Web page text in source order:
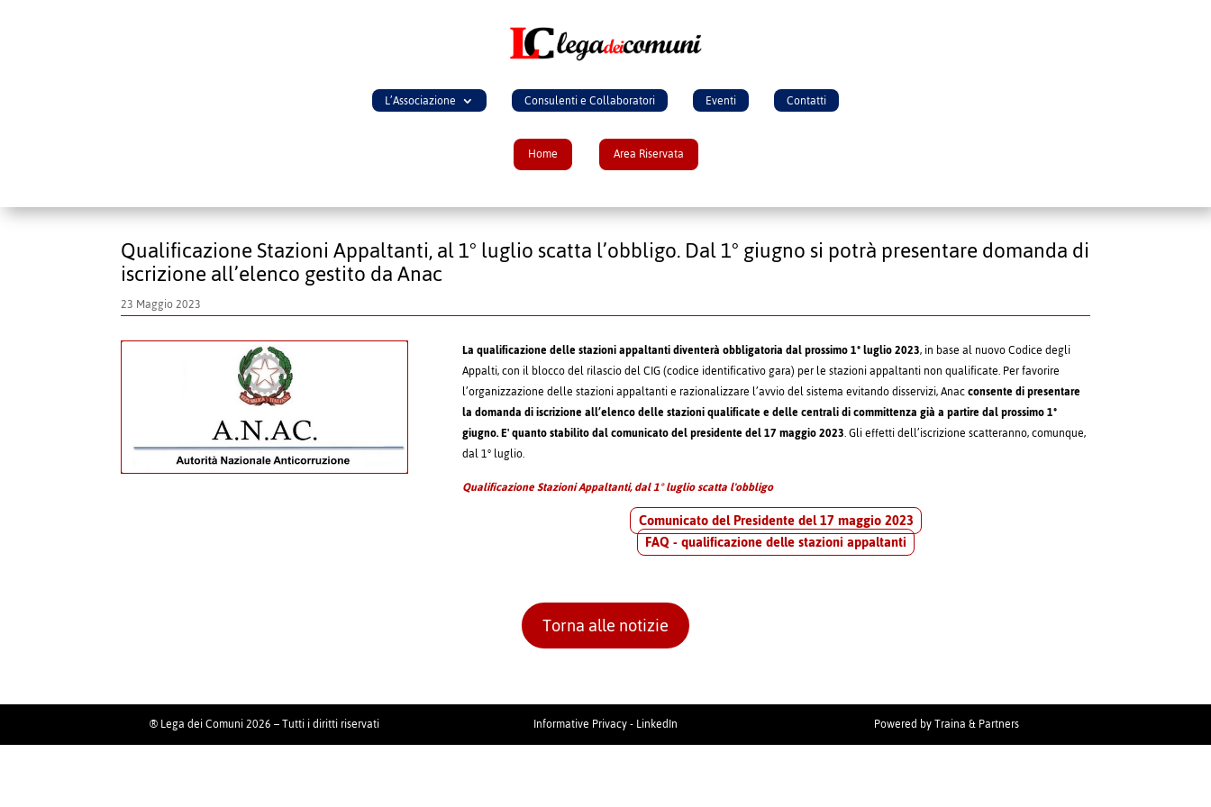
L’Associazione Consulenti e Collaboratori Eventi Contatti
Home Area Riservata
Qualificazione Stazioni Appaltanti, al 1° luglio scatta l’obbligo. Dal 1° giugno si potrà presentare domanda di
iscrizione all’elenco gestito da Anac
23 Maggio 2023
La qualificazione delle stazioni appaltanti diventerà obbligatoria dal prossimo 1° luglio 2023, in base al nuovo Codice degli
Appalti, con il blocco del rilascio del CIG (codice identificativo gara) per le stazioni appaltanti non qualificate. Per favorire
l’organizzazione delle stazioni appaltanti e razionalizzare l’avvio del sistema evitando disservizi, Anacconsente di presentare
la domanda di iscrizione all’elenco delle stazioni qualificate e delle centrali di committenza già a partire dal prossimo 1°
giugno. E' quanto stabilito dal comunicato del presidente del 17 maggio 2023. Gli effetti dell’iscrizione scatteranno, comunque,
dal 1° luglio.
Qualificazione Stazioni Appaltanti, dal 1° luglio scatta l'obbligo
Comunicato del Presidente del 17 maggio 2023
FAQ - qualificazione delle stazioni appaltanti
Torna alle notizie
® Lega dei Comuni 2026 – Tutti i diritti riservati Informative Privacy-LinkedIn Powered byTraina & Partners